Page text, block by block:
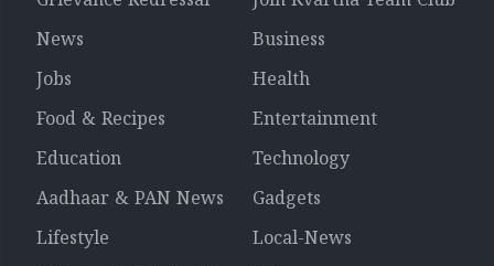
News
Business
Jobs
Health
Food & Recipes
Entertainment
Education
Technology
Aadhaar & PAN News
Gadgets
Lifestyle
Local-News